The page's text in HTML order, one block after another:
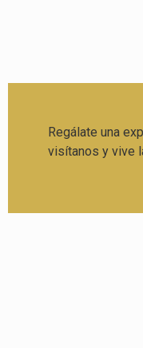
Regálate una
visítanos y vive